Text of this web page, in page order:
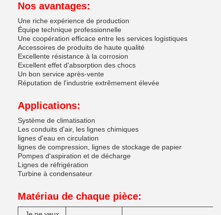
Nos avantages:
Une riche expérience de production
Équipe technique professionnelle
Une coopération efficace entre les services logistiques
Accessoires de produits de haute qualité
Excellente résistance à la corrosion
Excellent effet d'absorption des chocs
Un bon service après-vente
Réputation de l'industrie extrêmement élevée
Applications:
Système de climatisation
Les conduits d'air, les lignes chimiques
lignes d'eau en circulation
lignes de compression, lignes de stockage de papier
Pompes d'aspiration et de décharge
Lignes de réfrigération
Turbine à condensateur
Matériau de chaque pièce: